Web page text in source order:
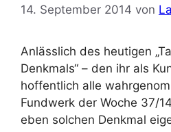
14. September 2014 von
Anlässlich des heutigen
Denkmals“ – den ihr als
hoffentlich alle
Fundwerk der Woche 37/
eben solchen Denkmal